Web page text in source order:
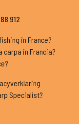
912
in France?
carpa in Francia?
Specialist?